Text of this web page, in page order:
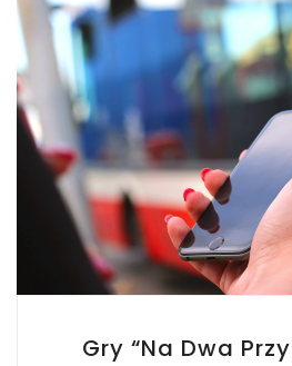
Gry “na Dwa